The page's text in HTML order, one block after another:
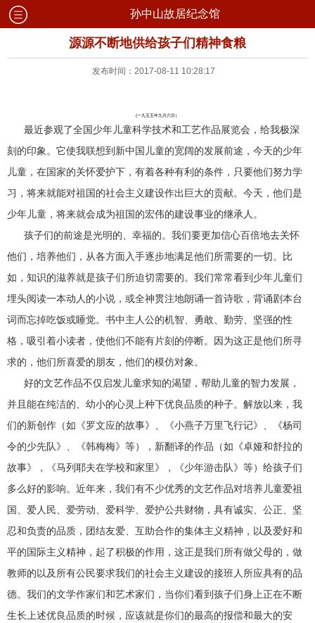
孙中山故居纪念馆
源源不断地供给孩子们精神食粮
发布时间：2017-08-11 10:28:17
(一九五五年九月六日）
最近参观了全国少年儿童科学技术和工艺作品展览会，给我极深
刻的印象。它使我联想到新中国儿童的宽阔的发展前途，今天的少年
儿童，在国家的关怀爱护下，有着各种有利的条件，只要他们努力学
习，将来就能对祖国的社会主义建设作出巨大的贡献。今天，他们是
少年儿童，将来就会成为祖国的宏伟的建设事业的继承人。
孩子们的前途是光明的、幸福的。我们要更加信心百倍地去关怀
他们，培养他们，从各方面入手逐步地满足他们所需要的一切。比
如，知识的滋养就是孩子们所迫切需要的。我们常常看到少年儿童们
埋头阅读一本动人的小说，或全神贯注地朗诵一首诗歌，背诵剧本台
词而忘掉吃饭或睡觉。书中主人公的机智、勇敢、勤劳、坚强的性
格，吸引着小读者，使他们不能有片刻的停断。因为这正是他们所寻
求的，他们所喜爱的朋友，他们的模仿对象。
好的文艺作品不仅启发儿童求知的渴望，帮助儿童的智力发展，
并且能在纯洁的、幼小的心灵上种下优良品质的种子。解放以来，我
们的新创作（如《罗文应的故事》、《小燕子万里飞行记》、《杨司
令的少先队》、《韩梅梅》等），新翻译的作品（如《卓娅和舒拉的
故事》，《马列耶夫在学校和家里》，《少年游击队》等）给孩子们
多么好的影响。近年来，我们有不少优秀的文艺作品对培养儿童爱祖
国、爱人民、爱劳动、爱科学、爱护公共财物，具有诚实、公正、坚
忍和负责的品质，团结友爱、互助合作的集体主义精神，以及爱好和
平的国际主义精神，起了积极的作用，这正是我们所有做父母的，做
教师的以及所有公民要求我们的社会主义建设的接班人所应具有的品
德。我们的文学作家们和艺术家们，当你们看到孩子们身上正在不断
生长上述优良品质的时候，应该就是你们的最高的报偿和最大的安